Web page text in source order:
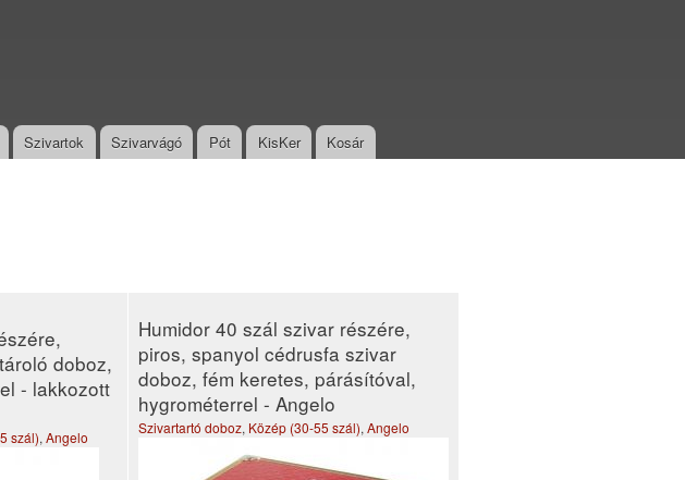
Szivartok Szivarvágó Pót KisKer Kosár
doboz,
- lakkozott
szál), Angelo
Humidor 40 szál szivar részére,
piros, spanyol cédrusfa szivar
doboz, fém keretes, párásítóval,
hygrométerrel - Angelo
Szivartartó doboz, Közép (30-55 szál), Angelo